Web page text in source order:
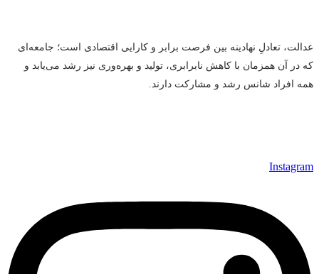
عدالت، تعادلِ نهادینه بین فرصت برابر و کارایی اقتصادی است؛ جامعه‌ای
که در آن همزمان با کاهش نابرابری، تولید و بهره‌وری نیز رشد می‌یابد و
همه افراد شانس رشد و مشارکت دارند.
Instagram